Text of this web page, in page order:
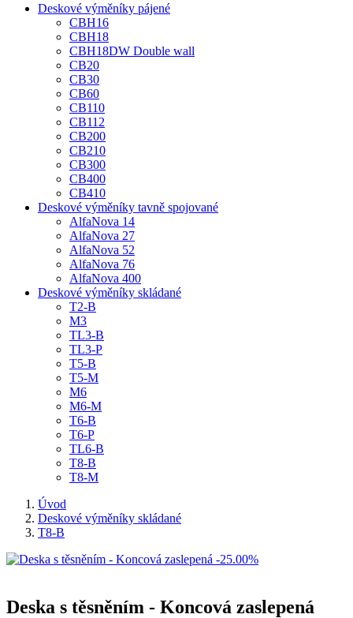
Deskové výměníky pájené
CBH16
CBH18
CBH18DW Double wall
CB20
CB30
CB60
CB110
CB112
CB200
CB210
CB300
CB400
CB410
Deskové výměníky tavně spojované
AlfaNova 14
AlfaNova 27
AlfaNova 52
AlfaNova 76
AlfaNova 400
Deskové výměníky skládané
T2-B
M3
TL3-B
TL3-P
T5-B
T5-M
M6
M6-M
T6-B
T6-P
TL6-B
T8-B
T8-M
Úvod
Deskové výměníky skládané
T8-B
-25.00%
Deska s těsněním - Koncová zaslepená